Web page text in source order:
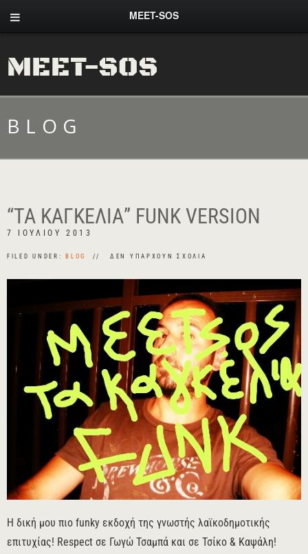
MEET-SOS
MEET-SOS
BLOG
“ΤΑ ΚΑΓΚΈΛΙΑ” FUNK VERSION
7 ΙΟΥΛΊΟΥ 2013
FILED UNDER: BLOG ΔΕΝ ΥΠΆΡΧΟΥΝ ΣΧΌΛΙΑ
Η δική μου πιο funky εκδοχή της γνωστής λαϊκοδημοτικής
επιτυχίας! Respect σε Γωγώ Τσαμπά και σε Τσίκο & Καψάλη!